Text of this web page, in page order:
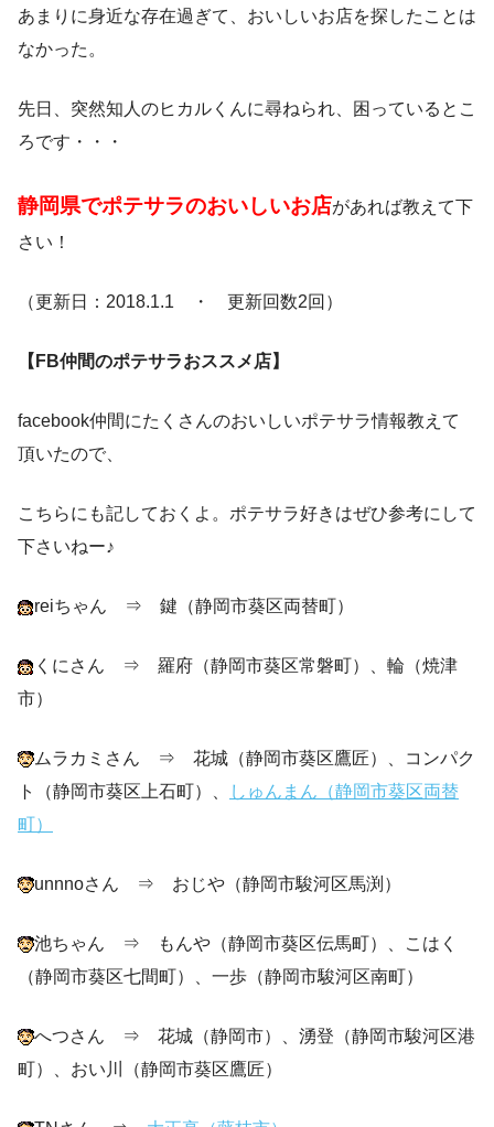
あまりに身近な存在過ぎて、おいしいお店を探したことは
なかった。
先日、突然知人のヒカルくんに尋ねられ、困っているとこ
ろです・・・
静岡県でポテサラのおいしいお店があれば教えて下
さい！
（更新日：2018.1.1 ・ 更新回数2回）
【FB仲間のポテサラおススメ店】
facebook仲間にたくさんのおいしいポテサラ情報教えて
頂いたので、
こちらにも記しておくよ。ポテサラ好きはぜひ参考にして
下さいねー♪
reiちゃん ⇒ 鍵（静岡市葵区両替町）
くにさん ⇒ 羅府（静岡市葵区常磐町）、輪（焼津
市）
ムラカミさん ⇒ 花城（静岡市葵区鷹匠）、コンパク
ト（静岡市葵区上石町）、
しゅんまん（静岡市葵区両替
町）
unnnoさん ⇒ おじや（静岡市駿河区馬渕）
池ちゃん ⇒ もんや（静岡市葵区伝馬町）、こはく
（静岡市葵区七間町）、一歩（静岡市駿河区南町）
へつさん ⇒ 花城（静岡市）、湧登（静岡市駿河区港
町）、おい川（静岡市葵区鷹匠）